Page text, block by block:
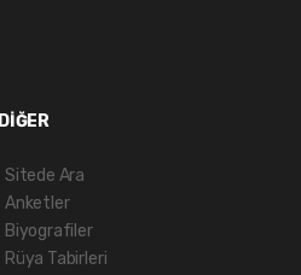
DİĞER
Sitede Ara
Anketler
Biyografiler
Rüya Tabirleri